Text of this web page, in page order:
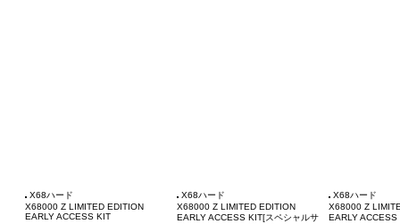
X68ハード
X68000 Z LIMITED EDITION
EARLY ACCESS KIT
X68ハード
X68000 Z LIMITED EDITION
EARLY ACCESS KIT[スペシャルサ
X68ハード
X68000 Z
EARLY